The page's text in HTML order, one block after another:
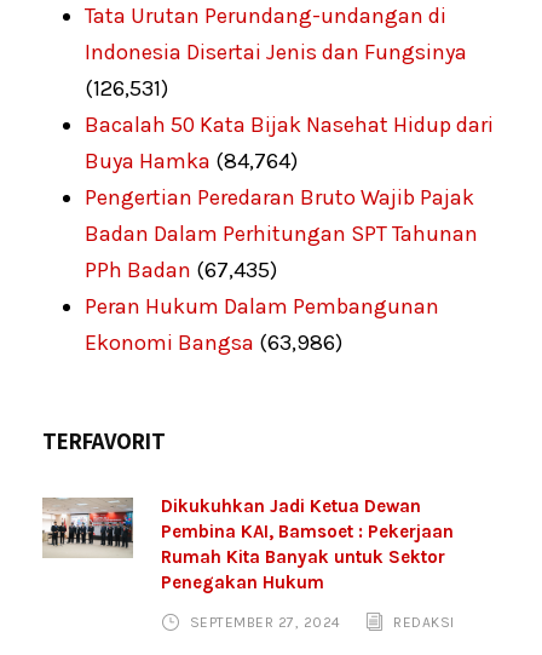
Tata Urutan Perundang-undangan di
Indonesia Disertai Jenis dan Fungsinya
(126,531)
Bacalah 50 Kata Bijak Nasehat Hidup dari
Buya Hamka (84,764)
Pengertian Peredaran Bruto Wajib Pajak
Badan Dalam Perhitungan SPT Tahunan
PPh Badan (67,435)
Peran Hukum Dalam Pembangunan
Ekonomi Bangsa (63,986)
TERFAVORIT
Dikukuhkan Jadi Ketua Dewan
Pembina KAI, Bamsoet : Pekerjaan
Rumah Kita Banyak untuk Sektor
Penegakan Hukum
SEPTEMBER 27, 2024 REDAKSI